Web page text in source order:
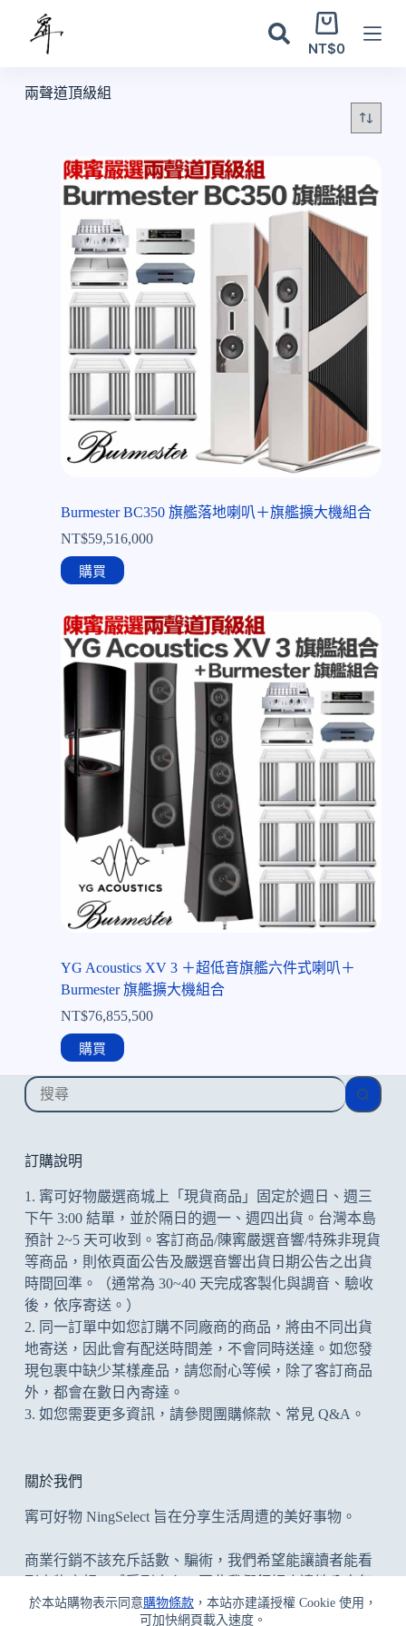
於本站購物表示同意購物條款，本站亦建議授權 Cookie 使用，
可加快網頁載入速度。
購
物
NT$0
兩聲道頂級組
Burmester BC350 旗艦落地喇叭＋旗艦擴大機組合
NT$59,516,000
購買
YG Acoustics XV 3 ＋超低音旗艦六件式喇叭＋
Burmester 旗艦擴大機組合
NT$76,855,500
購買
找
不
符
的
訂購說明
1. 寗可好物嚴選商城上「現貨商品」固定於週日、週三
下午 3:00 結單，並於隔日的週一、週四出貨。台灣本島
預計 2~5 天可收到。客訂商品/陳寗嚴選音響/特殊非現貨
等商品，則依頁面公告及嚴選音響出貨日期公告之出貨
時間回準。（通常為 30~40 天完成客製化與調音、驗收
後，依序寄送。）
2. 同一訂單中如您訂購不同廠商的商品，將由不同出貨
地寄送，因此會有配送時間差，不會同時送達。如您發
現包裹中缺少某樣產品，請您耐心等候，除了客訂商品
外，都會在數日內寄達。
3. 如您需要更多資訊，請參閱 團購條款 、 常見 Q&A 。
關於我們
寗可好物 NingSelect 旨在分享生活周遭的美好事物。
商業行銷不該充斥話數、騙術，我們希望能讓讀者能看
件事，優缺並陳，但凡為開箱文/評測文，寗可好物堅決